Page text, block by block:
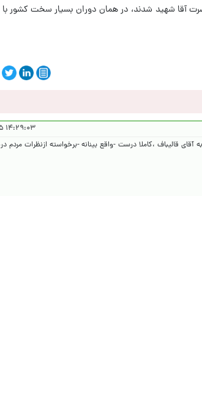
آقا شهید شدند، در همان دوران بسیار سخت کشور با
۱۴:۲۹:۰۳ ۱۴۰۵/۲/۵
قالیباف ،کاملا درست -واقع بینانه -برخواسته ازنظرات مردم